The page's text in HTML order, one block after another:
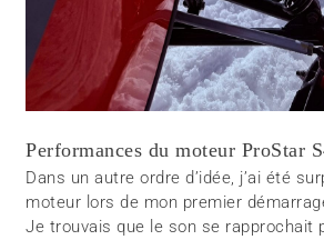
Performances du moteur ProStar
Dans un autre ordre d’idée, j’ai été
moteur lors de mon premier
Je trouvais que le son se rapprochait